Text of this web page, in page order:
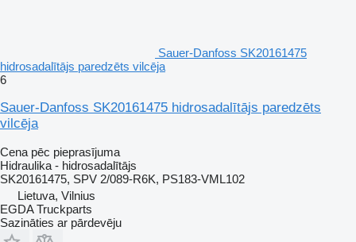
Sauer-Danfoss SK20161475
hidrosadalītājs paredzēts vilcēja
6
Sauer-Danfoss SK20161475 hidrosadalītājs paredzēts
vilcēja
Cena pēc pieprasījuma
Hidraulika - hidrosadalītājs
SK20161475, SPV 2/089-R6K, PS183-VML102
Lietuva, Vilnius
EGDA Truckparts
Sazināties ar pārdevēju